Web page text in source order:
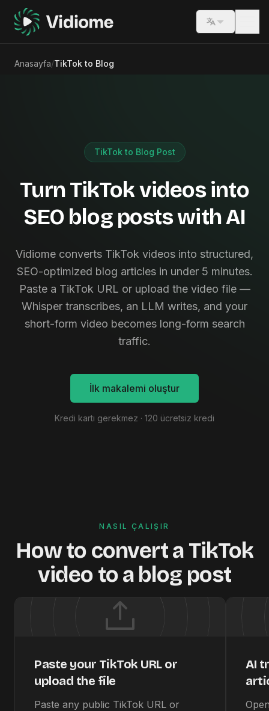
Switch
Anasayfa/TikTok to Blog
TikTok to Blog Post
Turn TikTok videos into
SEO blog posts with AI
Vidiome converts TikTok videos into structured,
SEO-optimized blog articles in under 5 minutes.
Paste a TikTok URL or upload the video file —
Whisper transcribes, an LLM writes, and your
short-form video becomes long-form search
traffic.
İlk makalemi oluştur
Kredi kartı gerekmez · 120 ücretsiz kredi
NASIL ÇALIŞIR
How to convert a TikTok
video to a blog post
Paste your TikTok URL or
upload the file
Paste any public TikTok URL or
AI